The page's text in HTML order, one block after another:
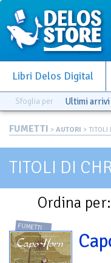
Libri Delos Digital
Sfoglia per Ultimi arrivi
FUMETTI > AUTORI > TITOLI
TITOLI DI
Ordina per:
FUMETTI